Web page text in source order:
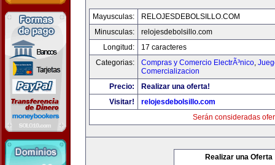
Mayusculas:
RELOJESDEBOLSILLO.COM
Minusculas:
relojesdebolsillo.com
Longitud:
17 caracteres
Categorias:
Compras y Comercio ElectrÃ³nico,
Comercializacion
Precio:
Realizar una oferta!
Visitar!
relojesdebolsillo.com
Serán consideradas
Realizar una Oferta